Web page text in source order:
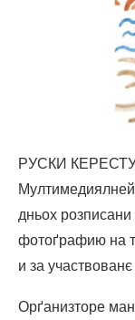
РУСКИ
дньох
фотоґрафию на
и за
Орґанизторе